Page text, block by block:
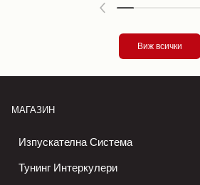
Виж всички
МАГАЗИН
Изпускателна Система
Тунинг Интеркулери